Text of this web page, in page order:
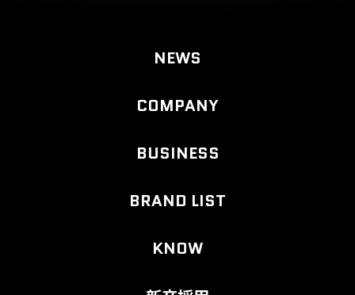
NEWS
COMPANY
BUSINESS
BRAND LIST
KNOW